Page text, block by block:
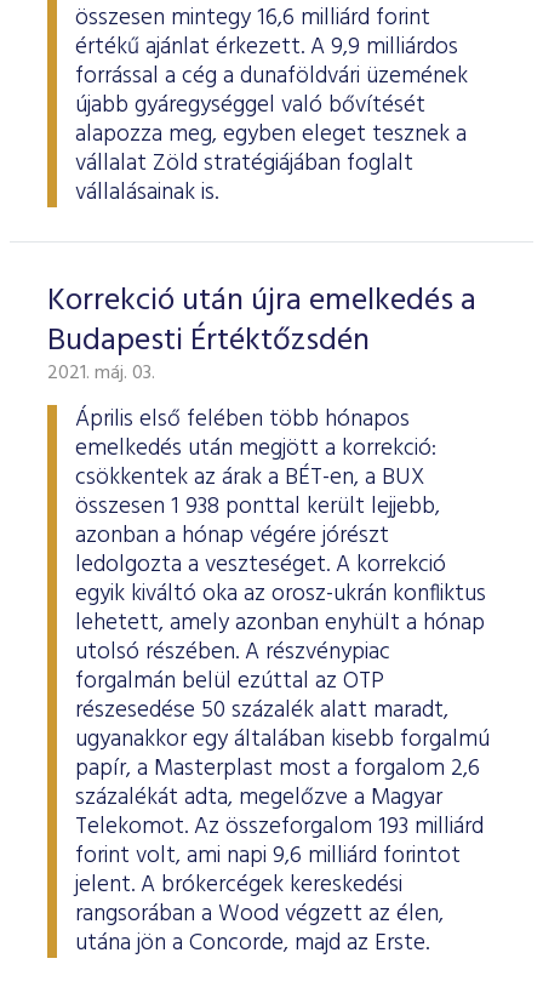
ESG Útmutató
összesen mintegy 16,6 milliárd forint
értékű ajánlat érkezett. A 9,9 milliárdos
forrással a cég a dunaföldvári üzemének
újabb gyáregységgel való bővítését
alapozza meg, egyben eleget tesznek a
vállalat Zöld stratégiájában foglalt
vállalásainak is.
Korrekció után újra emelkedés a
Budapesti Értéktőzsdén
2021. máj. 03.
Április első felében több hónapos
emelkedés után megjött a korrekció:
csökkentek az árak a BÉT-en, a BUX
összesen 1 938 ponttal került lejjebb,
azonban a hónap végére jórészt
ledolgozta a veszteséget. A korrekció
egyik kiváltó oka az orosz-ukrán konfliktus
lehetett, amely azonban enyhült a hónap
utolsó részében. A részvénypiac
forgalmán belül ezúttal az OTP
részesedése 50 százalék alatt maradt,
ugyanakkor egy általában kisebb forgalmú
papír, a Masterplast most a forgalom 2,6
százalékát adta, megelőzve a Magyar
Telekomot. Az összeforgalom 193 milliárd
forint volt, ami napi 9,6 milliárd forintot
jelent. A brókercégek kereskedési
rangsorában a Wood végzett az élen,
utána jön a Concorde, majd az Erste.